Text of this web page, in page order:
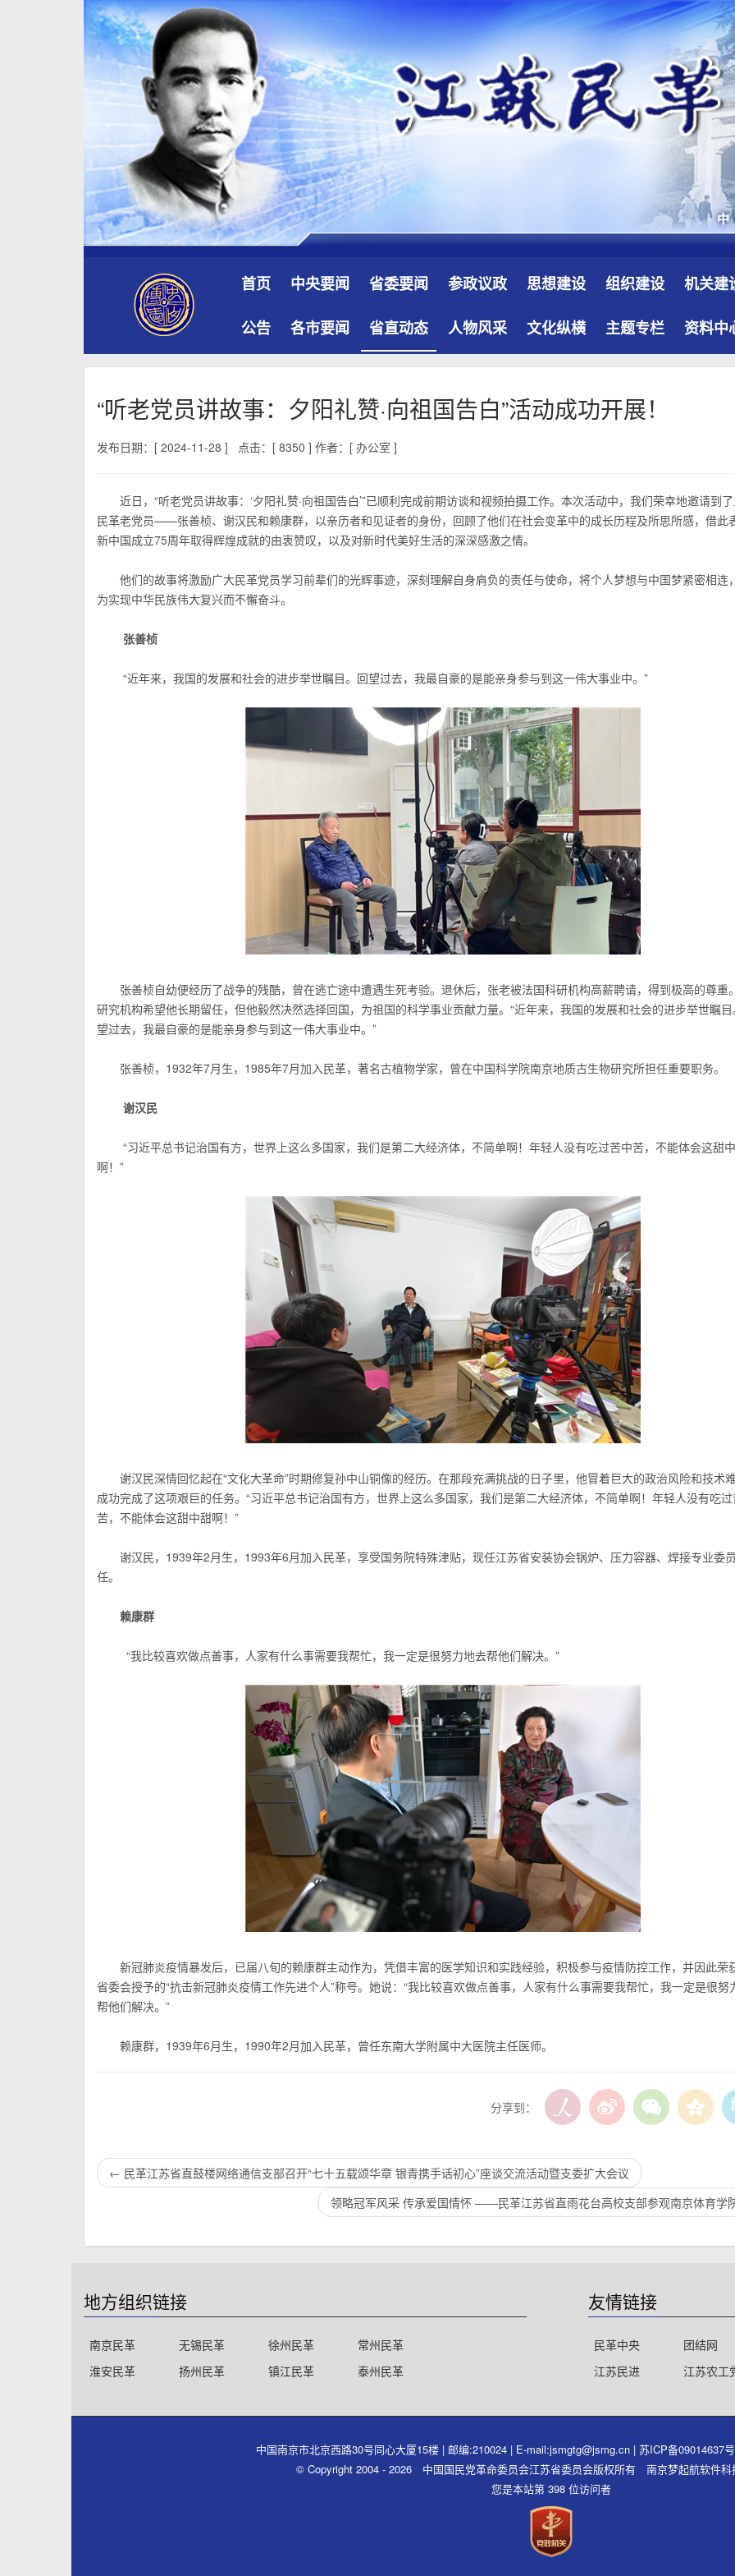
首页 中央要闻 省委要闻 参政议政 思想建设 组织建设 机关建
公告 各市要闻 省直动态 人物风采 文化纵横 主题专栏 资料中
“听老党员讲故事：夕阳礼赞·向祖国告白”活动成功开展！
发布日期：[ 2024-11-28 ] 点击：[ 8350 ] 作者：[ 办公室 ]
近日，“听老党员讲故事：‘夕阳礼赞·向祖国告白’”已顺利完成前期访谈和视频拍摄工作。本次活动中，我们荣幸地邀请到
民革老党员——张善桢、谢汉民和赖康群，以亲历者和见证者的身份，回顾了他们在社会变革中的成长历程及所思所感，借此
新中国成立75周年取得辉煌成就的由衷赞叹，以及对新时代美好生活的深深感激之情。
他们的故事将激励广大民革党员学习前辈们的光辉事迹，深刻理解自身肩负的责任与使命，将个人梦想与中国梦紧密相连
为实现中华民族伟大复兴而不懈奋斗。
张善桢
“近年来，我国的发展和社会的进步举世瞩目。回望过去，我最自豪的是能亲身参与到这一伟大事业中。”
张善桢自幼便经历了战争的残酷，曾在逃亡途中遭遇生死考验。退休后，张老被法国科研机构高薪聘请，得到极高的尊重
研究机构希望他长期留任，但他毅然决然选择回国，为祖国的科学事业贡献力量。“近年来，我国的发展和社会的进步举世瞩目
望过去，我最自豪的是能亲身参与到这一伟大事业中。”
张善桢，1932年7月生，1985年7月加入民革，著名古植物学家，曾在中国科学院南京地质古生物研究所担任重要职务。
谢汉民
“习近平总书记治国有方，世界上这么多国家，我们是第二大经济体，不简单啊！年轻人没有吃过苦中苦，不能体会这甜
啊！”
谢汉民深情回忆起在“文化大革命”时期修复孙中山铜像的经历。在那段充满挑战的日子里，他冒着巨大的政治风险和技术难
成功完成了这项艰巨的任务。“习近平总书记治国有方，世界上这么多国家，我们是第二大经济体，不简单啊！年轻人没有吃过
苦，不能体会这甜中甜啊！”
谢汉民，1939年2月生，1993年6月加入民革，享受国务院特殊津贴，现任江苏省安装协会锅炉、压力容器、焊接专业委
任。
赖康群
“我比较喜欢做点善事，人家有什么事需要我帮忙，我一定是很努力地去帮他们解决。”
新冠肺炎疫情暴发后，已届八旬的赖康群主动作为，凭借丰富的医学知识和实践经验，积极参与疫情防控工作，并因此荣
省委会授予的“抗击新冠肺炎疫情工作先进个人”称号。她说：“我比较喜欢做点善事，人家有什么事需要我帮忙，我一定是很努
帮他们解决。”
赖康群，1939年6月生，1990年2月加入民革，曾任东南大学附属中大医院主任医师。
分享到：
← 民革江苏省直鼓楼网络通信支部召开“七十五载颂华章 银青携手话初心”座谈交流活动暨支委扩大会议
领略冠军风采 传承爱国情怀 ——民革江苏省直雨花台高校支部参观南京体育学
地方组织链接
南京民革 无锡民革 徐州民革
常州民革
淮安民革
扬州民革 镇江民革 泰州民革
友情链接
民革中央 团结网
江苏民进
江苏农工
中国南京市北京西路30号同心大厦15楼 | 邮编:210024 | E-mail:jsmgtg@jsmg.cn | 苏ICP备09014637号
© Copyright 2004 - 2026 中国国民党革命委员会江苏省委员会版权所有 南京梦起航软件科
您是本站第 398 位访问者